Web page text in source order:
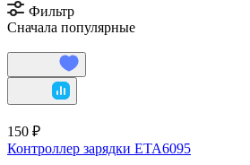
Фильтр
Сначала популярные
150 ₽
Контроллер зарядки ETA6095